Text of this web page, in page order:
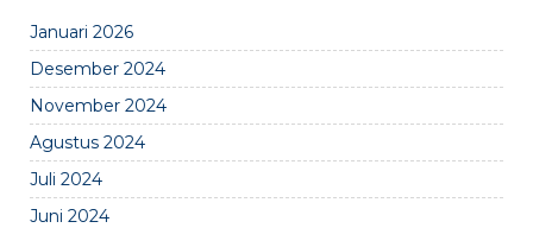
Januari 2026
Desember 2024
November 2024
Agustus 2024
Juli 2024
Juni 2024